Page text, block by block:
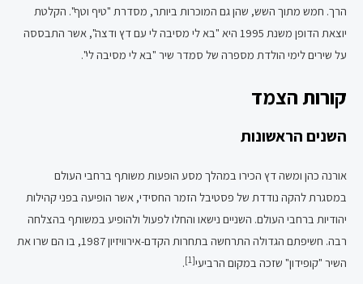
הרך. חמש מתוך השש, שהן גם המוכרות ביותר, מסדרת "טיף וטף". הקלטת
יוצאת הדופן משנת 1995 היא "בא לי מסיבה לי עם דץ ודצה", אשר התבססה
על שירים לימי הולדת מספרה של סמדר שיר "בא לי מסיבה לי".
קורות הצמד
השנים הראשונות
אורנה כהן ומשה דץ הכירו במהלך מסע הופעות משותף ברחבי העולם
במסגרת להקה נודדת של פסטיבל הזמר החסידי, אשר הופיעה בפני קהילות
יהודיות ברחבי העולם. השניים נישאו והחלו לפעול ולהופיע במשותף בהצלחה
רבה. חשיפתם הגדולה התרחשה בתחרות הקדם-אירוויזיון 1987, בו הם שרו את
השיר "קופידון" שזכה במקום הרביעי[1]
.